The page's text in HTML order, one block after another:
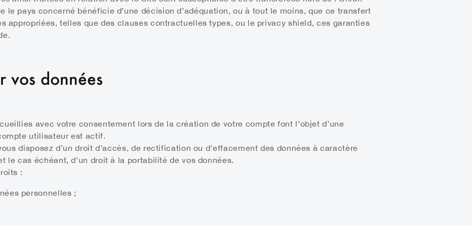
le pays concerné bénéficie d’une décision d’adéquation, ou à tout le moins, que ce transfert
appropriées, telles que des clauses contractuelles types, ou le privacy shield, ces garanties
vos données
avec votre consentement lors de la création de votre compte font l’objet d’une
utilisateur est actif.
disposez d’un droit d’accès, de rectification ou d’effacement des données à caractère
le cas échéant, d’un droit à la portabilité de vos données.
:
personnelles ;